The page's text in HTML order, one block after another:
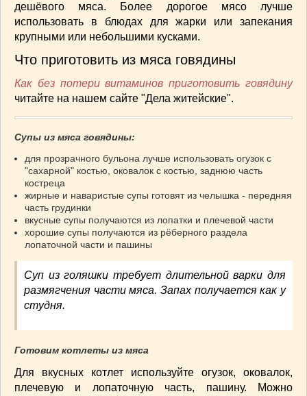
дешёвого мяса. Более дорогое мясо лучше
использовать в блюдах для жарки или запекания
крупными или небольшими кусками.
Что приготовить из мяса говядины
Как без потери витаминов приготовить говядину
читайте на нашем сайте "Дела житейские".
Супы из мяса говядины:
для прозрачного бульона лучше использовать огузок с
"сахарной" костью, оковалок с костью, заднюю часть
костреца
жирные и наваристые супы готовят из челышка - передняя
часть грудинки
вкусные супы получаются из лопатки и плечевой части
хорошие супы получаются из рёберного раздела
лопаточной части и пашины
Суп из голяшки требует длительной варки для
размягчения части мяса. Запах получается как у
студня.
Готовим котлеты из мяса
Для вкусных котлет используйте огузок, оковалок,
плечевую и лопаточную часть, пашину. Можно